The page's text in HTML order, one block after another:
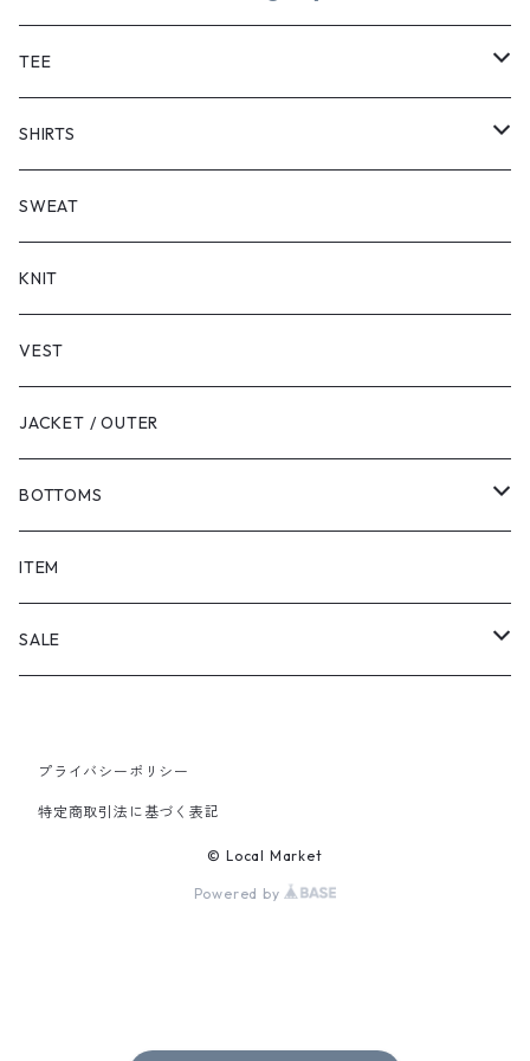
TEE
SHORT SLEEVE
LONG SLEEVE
SHIRTS
SHORT SLEEVE
LONG SLEEVE
SWEAT
KNIT
VEST
JACKET / OUTER
BOTTOMS
SHORTS
PANTS
ITEM
SALE
PANTS
プライバシーポリシー
特定商取引法に基づく表記
© Local Market
Powered by